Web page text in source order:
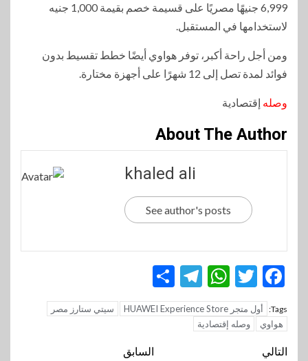
6,999 جنيهًا مصريًا على قسيمة خصم بقيمة 1,000 جنيه
لاستخدامها في المستقبل.
ومن أجل راحة أكبر، توفر هواوي أيضًا خطط تقسيط بدون
فوائد لمدة تصل إلى 12 شهرًا على أجهزة مختارة.
وصله إقتصادية
About The Author
khaled ali
See author's posts
Facebook
Twitter
WhatsApp
Telegram
Tags: أول متجر HUAWEI Experience Store
سيتي ستارز مصر
هواوي
وصله إقتصادية
تنقل
السابق
التالي